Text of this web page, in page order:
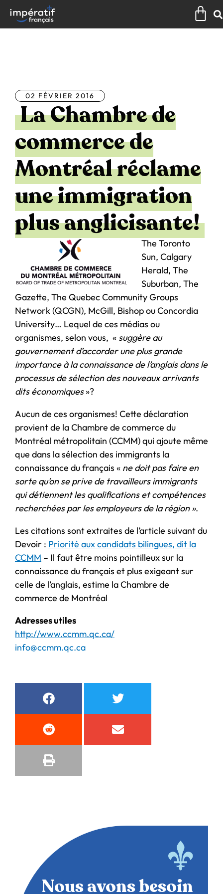
contenu
02 FÉVRIER 2016
La Chambre de
commerce de
Montréal réclame
une immigration
plus anglicisante!
The Toronto
Sun, Calgary
Herald, The
Suburban, The
Gazette, The Quebec Community Groups
Network (QCGN), McGill, Bishop ou Concordia
University… Lequel de ces médias ou
organismes, selon vous, « suggèreau
gouvernement d’accorder une plus grande
importance à la connaissance de l’anglais dans le
processus de sélection des nouveaux arrivants
dits économiques»?
Aucun de ces organismes! Cette déclaration
provient de la Chambre de commerce du
Montréal métropolitain (CCMM) qui ajoute même
que dans la sélection des immigrants la
connaissance du français « ne doit pas faire en
sorte qu’on se prive de travailleurs immigrants
qui détiennent les qualifications et compétences
recherchées par les employeurs de la région ».
Les citations sont extraites de l’article suivant du
Devoir : Priorité aux candidats bilingues, dit la
CCMM – Il faut être moins pointilleux sur la
connaissance du français et plus exigeant sur
celle de l’anglais, estime la Chambre de
commerce de Montréal
Adresses utiles
http://www.ccmm.qc.ca/
info@ccmm.qc.ca
Nous avons besoin